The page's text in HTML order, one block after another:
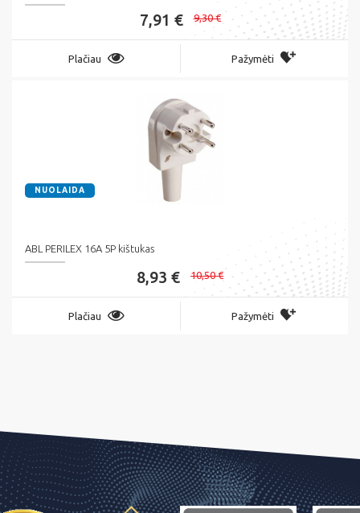
7,91 € 9,30 €
Plačiau Pažymėti
NUOLAIDA
ABL PERILEX 16A 5P kištukas
8,93 € 10,50 €
Plačiau Pažymėti